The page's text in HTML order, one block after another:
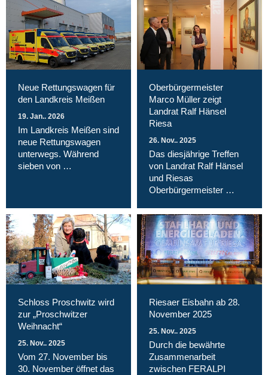
Neue Rettungswagen für
den Landkreis Meißen
19. Jan.. 2026
Im Landkreis Meißen sind
neue Rettungswagen
unterwegs. Während
sieben von …
Oberbürgermeister
Marco Müller zeigt
Landrat Ralf Hänsel
Riesa
26. Nov.. 2025
Das diesjährige Treffen
von Landrat Ralf Hänsel
und Riesas
Oberbürgermeister …
Schloss Proschwitz wird
zur „Proschwitzer
Weihnacht“
25. Nov.. 2025
Vom 27. November bis
30. November öffnet das
Riesaer Eisbahn ab 28.
November 2025
25. Nov.. 2025
Durch die bewährte
Zusammenarbeit
zwischen FERALPI